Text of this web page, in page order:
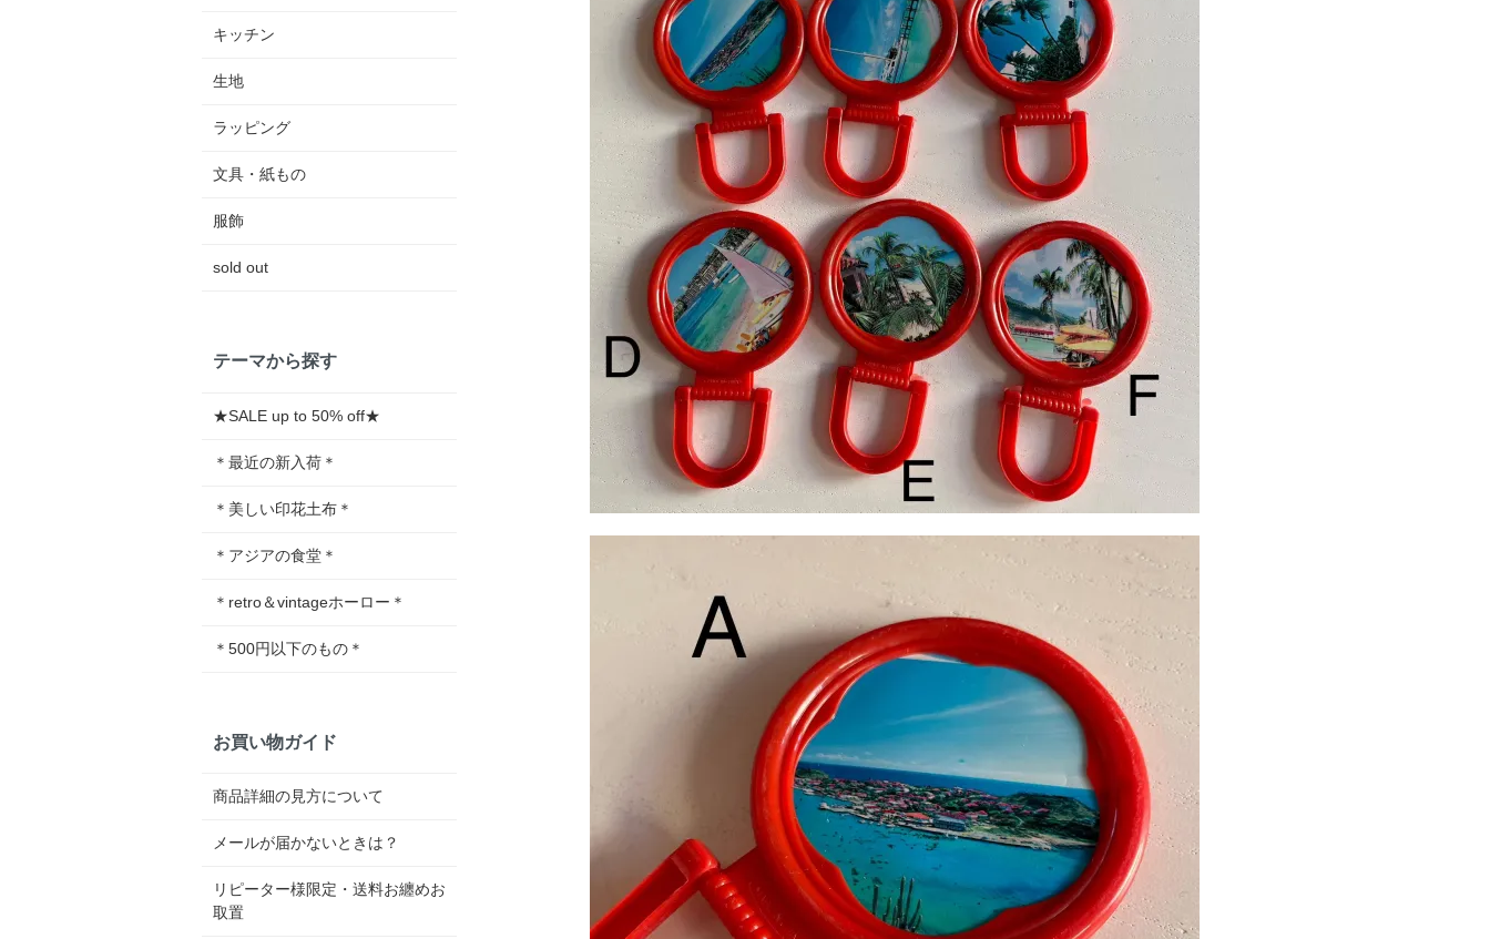
キッチン
生地
ラッピング
文具・紙もの
服飾
sold out
テーマから探す
★SALE up to 50% off★
＊最近の新入荷＊
＊美しい印花土布＊
＊アジアの食堂＊
＊retro＆vintageホーロー＊
＊500円以下のもの＊
お買い物ガイド
商品詳細の見方について
メールが届かないときは？
リピーター様限定・送料お纏めお
取置